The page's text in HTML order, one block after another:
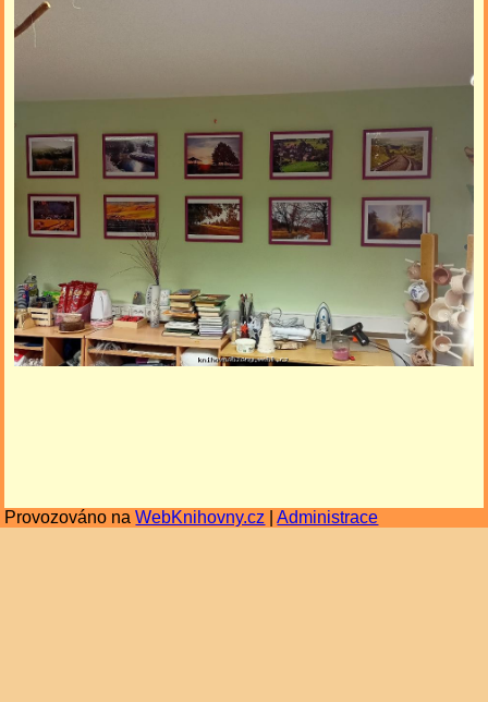
Provozováno naWebKnihovny.cz |Administrace